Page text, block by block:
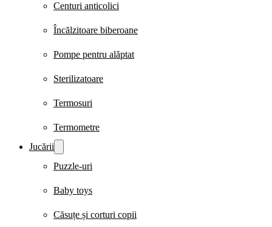
Centuri anticolici
Încălzitoare biberoane
Pompe pentru alăptat
Sterilizatoare
Termosuri
Termometre
Jucării
Puzzle-uri
Baby toys
Căsuțe și corturi copii